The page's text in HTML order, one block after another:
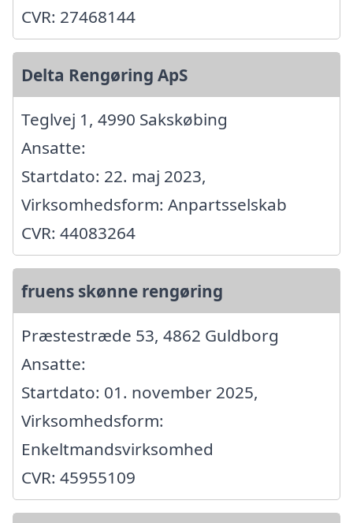
CVR: 27468144
Delta Rengøring ApS
Teglvej 1, 4990 Sakskøbing
Ansatte:
Startdato: 22. maj 2023,
Virksomhedsform: Anpartsselskab
CVR: 44083264
fruens skønne rengøring
Præstestræde 53, 4862 Guldborg
Ansatte:
Startdato: 01. november 2025,
Virksomhedsform:
Enkeltmandsvirksomhed
CVR: 45955109